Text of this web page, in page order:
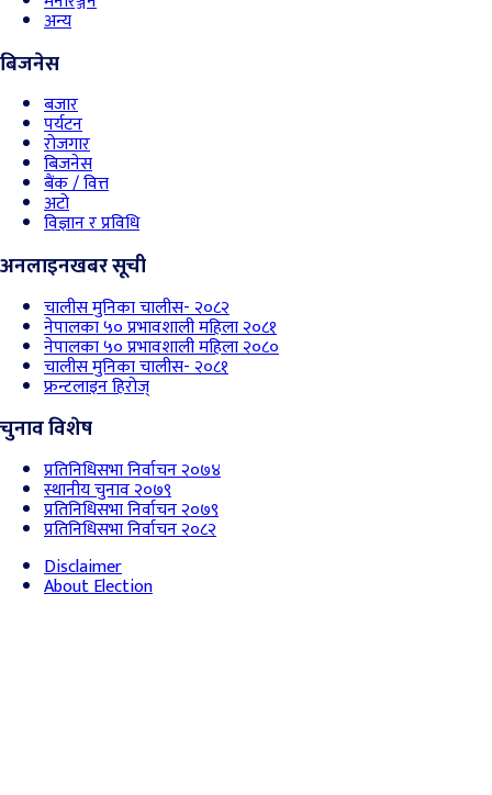
अन्य
बिजनेस
बजार
पर्यटन
रोजगार
बिजनेस
बैंक / वित्त
अटो
विज्ञान र प्रविधि
अनलाइनखबर सूची
चालीस मुनिका चालीस- २०८२
नेपालका ५० प्रभावशाली महिला २०८१
नेपालका ५० प्रभावशाली महिला २०८०
चालीस मुनिका चालीस- २०८१
फ्रन्टलाइन हिरोज्
चुनाव विशेष
प्रतिनिधिसभा निर्वाचन २०७४
स्थानीय चुनाव २०७९
प्रतिनिधिसभा निर्वाचन २०७९
प्रतिनिधिसभा निर्वाचन २०८२
Disclaimer
About Election